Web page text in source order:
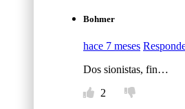
Bohmer
hace 7 meses
Dos sionistas, fin…
2